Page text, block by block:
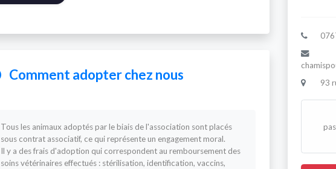
Comment adopter chez nous
Tous les animaux adoptés par le biais de l'association sont placés
sous contrat associatif, ce qui représente un engagement moral.
Il y a des frais d'adoption qui correspondent au remboursement des
soins vétérinaires effectués : stérilisation, identification, vaccins,
93